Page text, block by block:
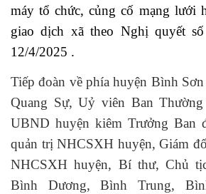
máy tổ chức, củng cố mạng lưới
giao dịch xã theo Nghị quyết
12/4/2025 .
Tiếp đoàn về phía huyện Bình
Quang Sự, Uỷ viên Ban
UBND huyện kiêm Trưởng Ban
quản trị NHCSXH huyện, Giám
NHCSXH huyện, Bí thư, Chủ
Bình Dương, Bình Trung,